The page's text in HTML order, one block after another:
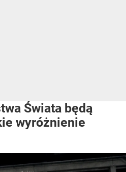
Świata będą
wyróżnienie